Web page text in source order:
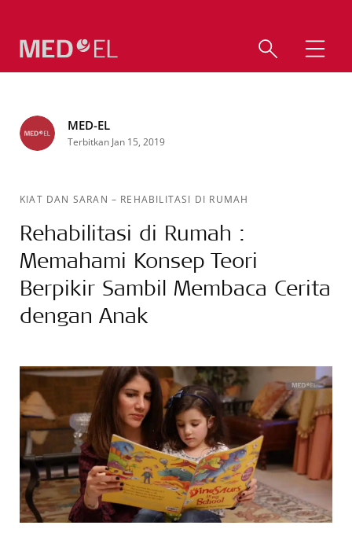
MED-EL
Terbitkan Jan 15, 2019
KIAT DAN SARAN – REHABILITASI DI RUMAH
Rehabilitasi di Rumah :
Memahami Konsep Teori
Berpikir Sambil Membaca Cerita
dengan Anak